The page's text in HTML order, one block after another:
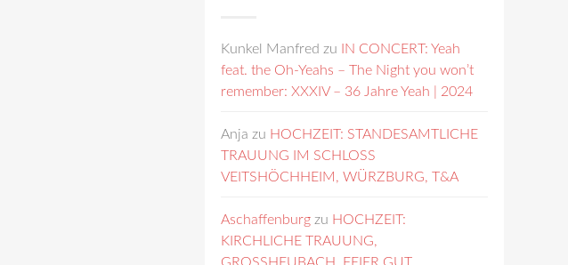
Kunkel Manfred zu IN CONCERT: Yeah
feat. the Oh-Yeahs – The Night you won’t
remember: XXXIV – 36 Jahre Yeah | 2024
Anja zu HOCHZEIT: STANDESAMTLICHE
TRAUUNG IM SCHLOSS
VEITSHÖCHHEIM, WÜRZBURG, T&A
Aschaffenburg zu HOCHZEIT:
KIRCHLICHE TRAUUNG,
GROSSHEUBACH, FEIER GUT